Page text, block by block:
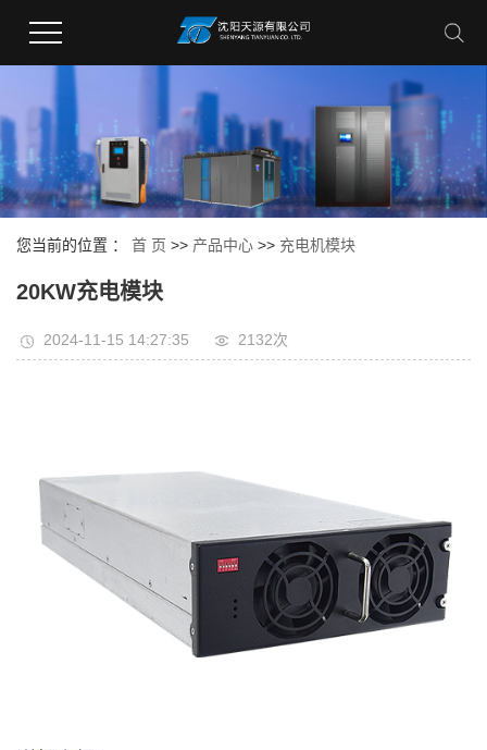
您当前的位置 ： 首 页 >> 产品中心 >> 充电机模块
20KW充电模块
2024-11-15 14:27:35 2132次